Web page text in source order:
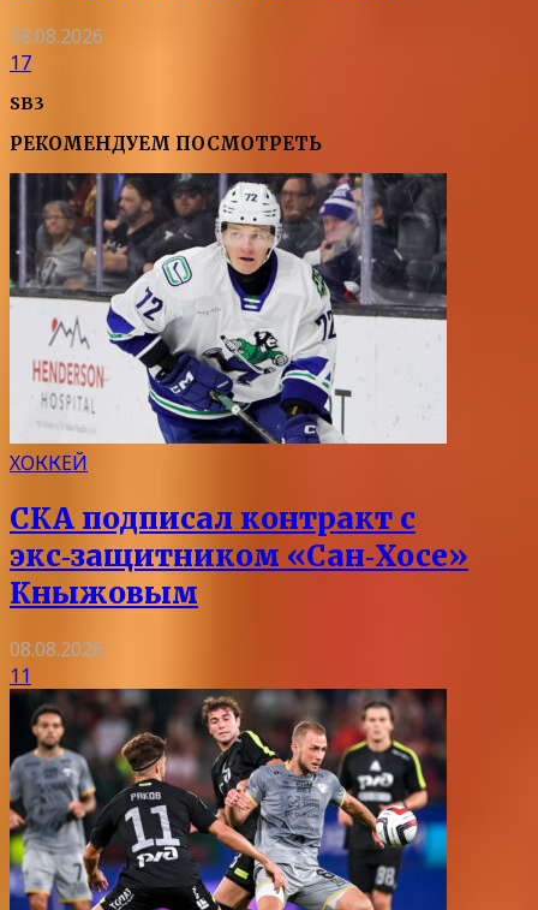
08.08.2026
17
SB3
РЕКОМЕНДУЕМ ПОСМОТРЕТЬ
ХОККЕЙ
СКА подписал контракт с
экс‑защитником «Сан‑Хосе»
Кныжовым
08.08.2026
11